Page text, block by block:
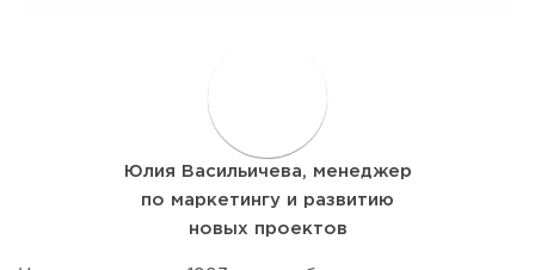
Юлия Васильичева, менеджер
по маркетингу и развитию
новых проектов